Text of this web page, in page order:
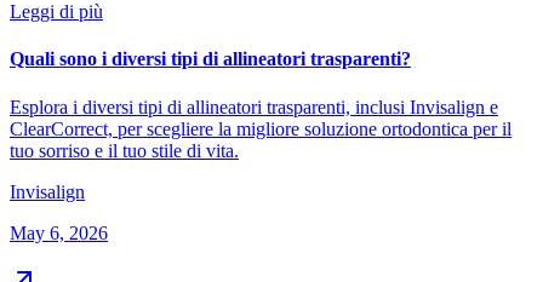
Leggi di più
Quali sono i diversi tipi di allineatori trasparenti?
Esplora i diversi tipi di allineatori trasparenti, inclusi Invisalign e
ClearCorrect, per scegliere la migliore soluzione ortodontica per il
tuo sorriso e il tuo stile di vita.
Invisalign
May 6, 2026